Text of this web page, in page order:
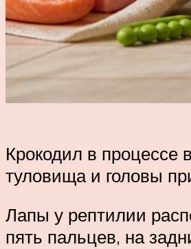
Крокодил в процессе
туловища и головы
Лапы у рептилии
пять пальцев, на